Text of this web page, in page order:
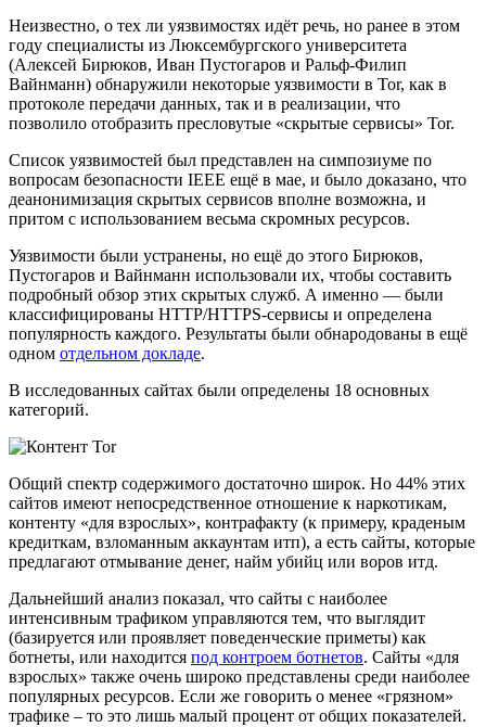
Неизвестно, о тех ли уязвимостях идёт речь, но ранее в этом
году специалисты из Люксембургского университета
(Алексей Бирюков, Иван Пустогаров и Ральф-Филип
Вайнманн) обнаружили некоторые уязвимости в Tor, как в
протоколе передачи данных, так и в реализации, что
позволило отобразить пресловутые «скрытые сервисы» Tor.
Список уязвимостей был представлен на симпозиуме по
вопросам безопасности IEEE ещё в мае, и было доказано, что
деанонимизация скрытых сервисов вполне возможна, и
притом с использованием весьма скромных ресурсов.
Уязвимости были устранены, но ещё до этого Бирюков,
Пустогаров и Вайнманн использовали их, чтобы составить
подробный обзор этих скрытых служб. А именно — были
классифицированы HTTP/HTTPS-сервисы и определена
популярность каждого. Результаты были обнародованы в ещё
одном отдельном докладе.
В исследованных сайтах были определены 18 основных
категорий.
Общий спектр содержимого достаточно широк. Но 44% этих
сайтов имеют непосредственное отношение к наркотикам,
контенту «для взрослых», контрафакту (к примеру, краденым
кредиткам, взломанным аккаунтам итп), а есть сайты, которые
предлагают отмывание денег, найм убийц или воров итд.
Дальнейший анализ показал, что сайты с наиболее
интенсивным трафиком управляются тем, что выглядит
(базируется или проявляет поведенческие приметы) как
ботнеты, или находится под контроем ботнетов. Сайты «для
взрослых» также очень широко представлены среди наиболее
популярных ресурсов. Если же говорить о менее «грязном»
трафике – то это лишь малый процент от общих показателей.